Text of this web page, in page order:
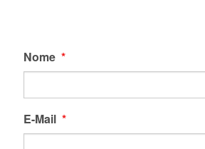
Nome *
E-Mail *